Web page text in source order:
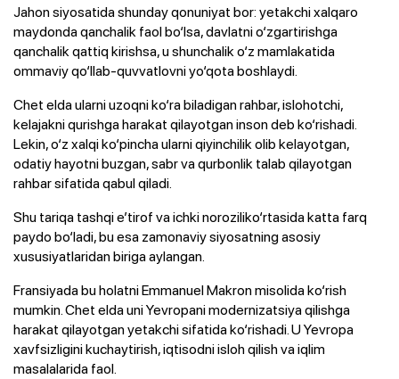
Jahon siyosatida shunday qonuniyat bor: yetakchi xalqaro
maydonda qanchalik faol bo‘lsa, davlatni o‘zgartirishga
qanchalik qattiq kirishsa, u shunchalik o‘z mamlakatida
ommaviy qo‘llab-quvvatlovni yo‘qota boshlaydi.
Chet elda ularni uzoqni ko‘ra biladigan rahbar, islohotchi,
kelajakni qurishga harakat qilayotgan inson deb ko‘rishadi.
Lekin, o‘z xalqi ko‘pincha ularni qiyinchilik olib kelayotgan,
odatiy hayotni buzgan, sabr va qurbonlik talab qilayotgan
rahbar sifatida qabul qiladi.
Shu tariqa tashqi e’tirof va ichki noroziliko‘rtasida katta farq
paydo bo‘ladi, bu esa zamonaviy siyosatning asosiy
xususiyatlaridan biriga aylangan.
Fransiyada bu holatni Emmanuel Makron misolida ko‘rish
mumkin. Chet elda uni Yevropani modernizatsiya qilishga
harakat qilayotgan yetakchi sifatida ko‘rishadi. U Yevropa
xavfsizligini kuchaytirish, iqtisodni isloh qilish va iqlim
masalalarida faol.